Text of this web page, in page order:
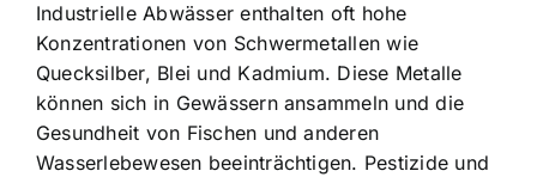
Industrielle Abwässer enthalten oft hohe
Konzentrationen von Schwermetallen wie
Quecksilber, Blei und Kadmium. Diese Metalle
können sich in Gewässern ansammeln und die
Gesundheit von Fischen und anderen
Wasserlebewesen beeinträchtigen. Pestizide und